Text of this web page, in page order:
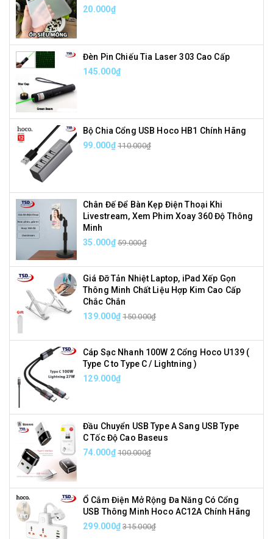
20.000₫
Đèn Pin Chiếu Tia Laser 303 Cao Cấp
145.000₫
Bộ Chia Cổng USB Hoco HB1 Chính Hãng
99.000₫ 110.000₫
Chân Đế Để Bàn Kẹp Điện Thoại Khi
Livestream, Xem Phim Xoay 360 Độ Thông
Minh
35.000₫ 59.000₫
Giá Đỡ Tản Nhiệt Laptop, iPad Xếp Gọn
Thông Minh Chất Liệu Hợp Kim Cao Cấp
Chắc Chắn
139.000₫ 150.000₫
Cáp Sạc Nhanh 100W 2 Cổng Hoco U139 (
Type C to Type C / Lightning )
129.000₫
Đầu Chuyển USB Type A Sang USB Type
C Tốc Độ Cao Baseus
74.000₫ 100.000₫
Ổ Cắm Điện Mở Rộng Đa Năng Có Cổng
USB Thông Minh Hoco AC12A Chính Hãng
299.000₫ 315.000₫